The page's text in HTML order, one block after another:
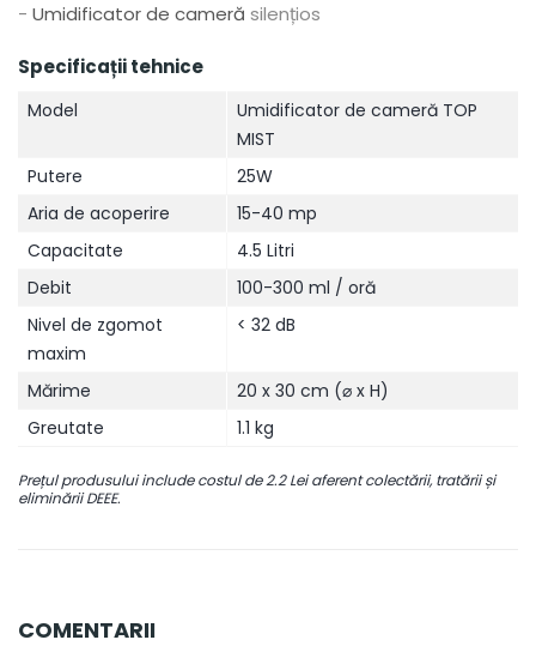
- Umidificator de cameră silențios
Specificații tehnice
Model
Umidificator de cameră TOP
MIST
Putere
25W
Aria de acoperire
15-40 mp
Capacitate
4.5 Litri
Debit
100-300 ml / oră
Nivel de zgomot
maxim
< 32 dB
Mărime
20 x 30 cm (⌀ x H)
Greutate
1.1 kg
Prețul produsului include costul de 2.2 Lei aferent colectării, tratării și
eliminării DEEE.
COMENTARII